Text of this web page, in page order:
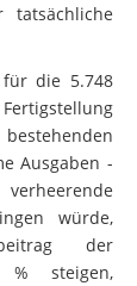
tatsächliche
die 5.748
Ausgaben -
würde,
der
steigen,